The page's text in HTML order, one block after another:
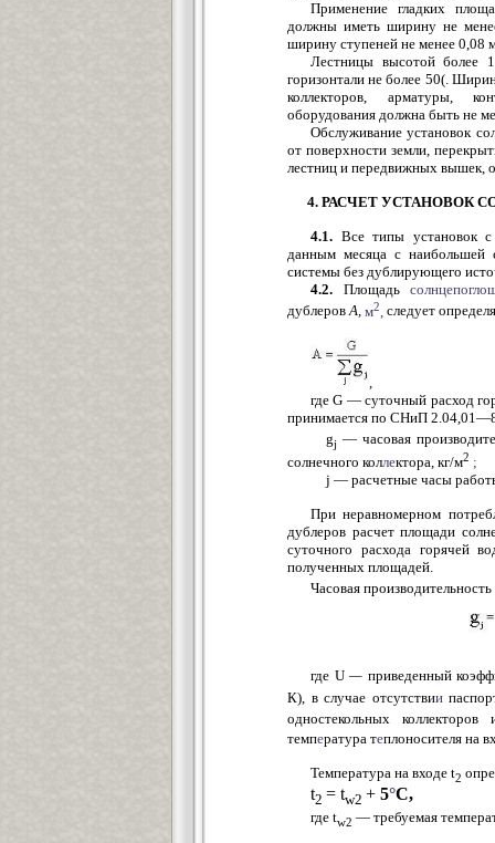
Применение гладких
должны иметь ширину не
ширину ступеней не менее 0,08
Лестницы высотой более
горизонтали не более 50(.
коллекторов, арматуры,
оборудования должна быть не
Обслуживание установок
от поверхности земли,
лестниц и передвижных вышек,
4. РАСЧЕТ УСТАНОВОК
4.1. Все типы установок
данным месяца с наибольшей
системы без дублирующего
4.2. Площадь
дублеровА, м2 следует
где G — суточный расход
принимается по СНиП
gj — часовая
солнечного коллектора, кг/м2 ;
j — расчетные часы
При неравномерном
дублеров расчет площади
суточного расхода горячей
полученных площадей.
Часовая
где U — приведенный
К), в случае отсутствии
одностекольных
температура теплоносителя на
Температура на входе t2
t2 = tw2 + 5°С,
где tw2 — требуемая